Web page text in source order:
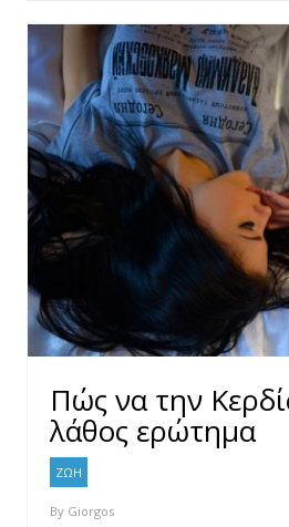
Πώς να την
λάθος ερώτημα
ΖΩΗ
By Giorgos